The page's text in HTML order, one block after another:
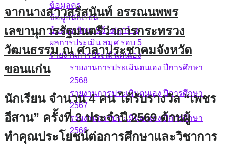
ข้อมูลครู
ข้อมูลนักเรียน
ข้อมูลพนักงานจ้าง/ลูกจ้าง
ผลการประเมิน สมศ รอบ 5
รายงานการประเมินตนเอง
รายงานการประเมินตนเอง ปีการศึกษา
2568
รายงานการประเมินตนเอง ปีการศึกษา
2567
รายงานการประเมินตนเอง ปีการศึกษา
2566
บุคลากร
จากนางสาวสรัสนันท์ อรรณนพพร
เลขานุการรัฐมนตรีว่าการกระทรวง
วัฒนธรรม ณ ศาลาประชาคมจังหวัด
ขอนแก่น
นักเรียน จำนวน 4 คน ได้รับรางวัล “เพชร
อีสาน” ครั้งที่ 3 ประจำปี 2569 ด้านผู้
ทำคุณประโยชน์ต่อการศึกษาและวิชาการ